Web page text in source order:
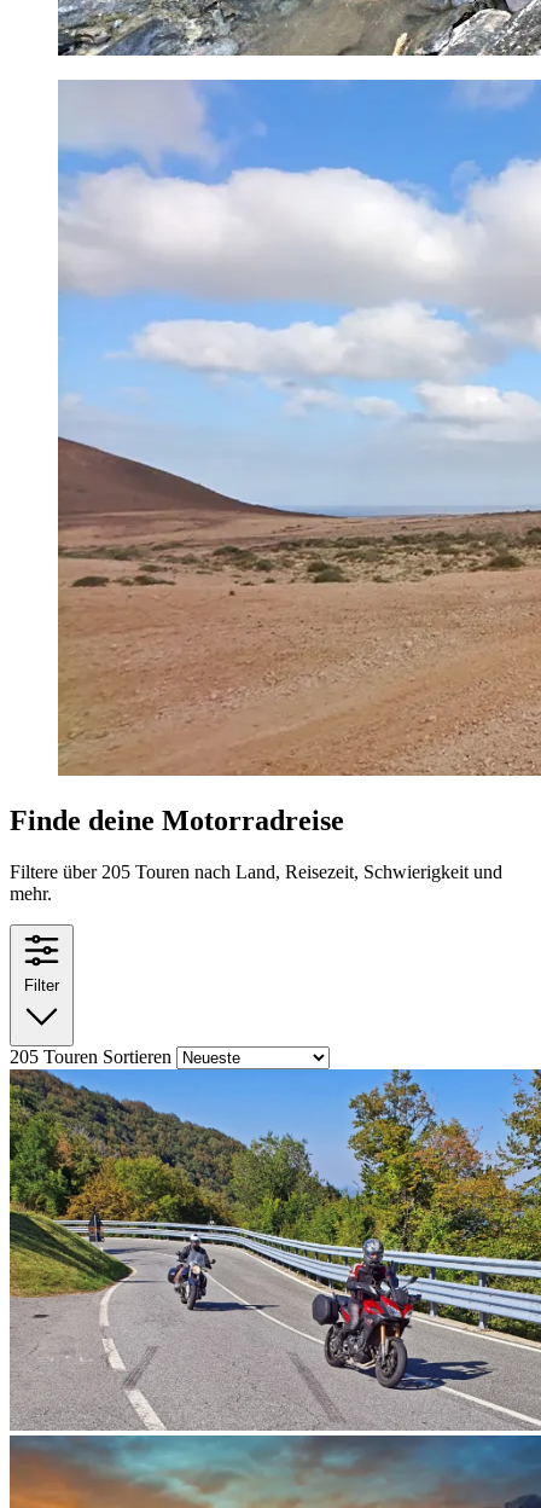
Finde deine Motorradreise
Filtere über 205 Touren nach Land, Reisezeit, Schwierigkeit und
mehr.
Filter
205 Touren Sortieren